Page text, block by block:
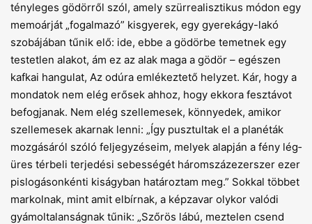
tényleges gödörről szól, amely szürrealisztikus módon egy
memoárját „fogalmazó” kisgyerek, egy gyerekágy-lakó
szobájában tűnik elő: ide, ebbe a gödörbe temetnek egy
testetlen alakot, ám ez az alak maga a gödör – egészen
kafkai hangulat, Az odúra emlékeztető helyzet. Kár, hogy a
mondatok nem elég erősek ahhoz, hogy ekkora fesztávot
befogjanak. Nem elég szellemesek, könnyedek, amikor
szellemesek akarnak lenni: „Így pusztultak el a planéták
mozgásáról szóló feljegyzéseim, melyek alapján a fény lég­
üres térbeli terjedési sebességét háromszázezerszer ezer
pislogásonkénti kiságyban határoztam meg.” Sokkal többet
markolnak, mint amit elbírnak, a képzavar olykor valódi
gyámoltalanságnak tűnik: „Szőrös lábú, meztelen csend